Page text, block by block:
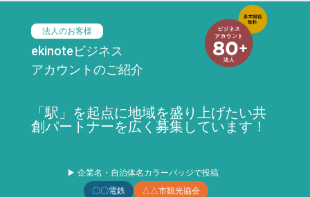
法人のお客様
ekinoteビジネス
アカウントのご紹介
「駅」を起点に地域を盛り上げたい共
創パートナーを広く募集しています！
▶ 企業名・自治体名カラーバッジで投稿
〇〇電鉄
△△市観光協会